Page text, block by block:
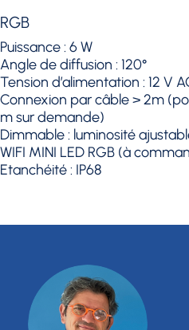
RGB
Puissance : 6 W
Angle de diffusion : 120°
Tension d’alimentation : 12 V
Connexion par câble > 2m
m sur demande)
Dimmable : luminosité
WIFI MINI LED RGB (à
Etanchéité : IP68